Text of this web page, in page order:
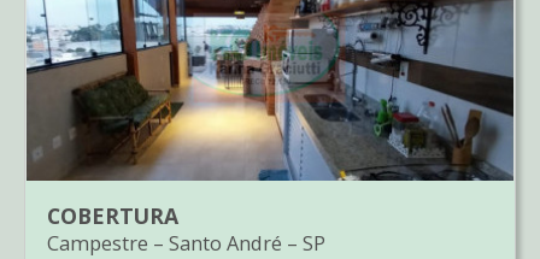
COBERTURA
Campestre – Santo André – SP